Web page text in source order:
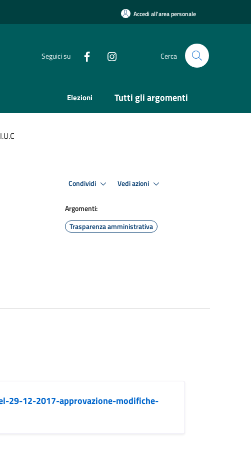
Accedi all'area personale
Seguici su Cerca
Elezioni Tutti gli argomenti
Condividi Vedi azioni
Argomenti:
Trasparenza amministrativa
29-12-2017-approvazione-modifiche-